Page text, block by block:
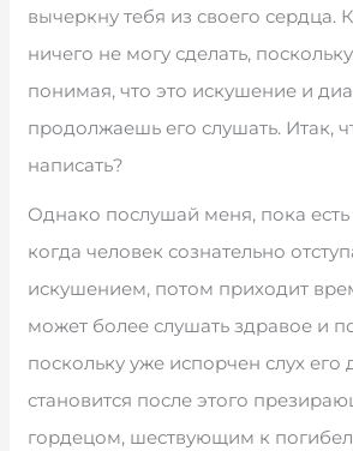
вычеркну тебя из своего сердца.
ничего не могу сделать,
понимая, что это искушение и
продолжаешь его слушать. Итак,
написать?
Однако послушай меня, пока
когда человек сознательно
искушением, потом приходит
может более слушать здравое и
поскольку уже испорчен слух
становится после этого
гордецом, шествующим к